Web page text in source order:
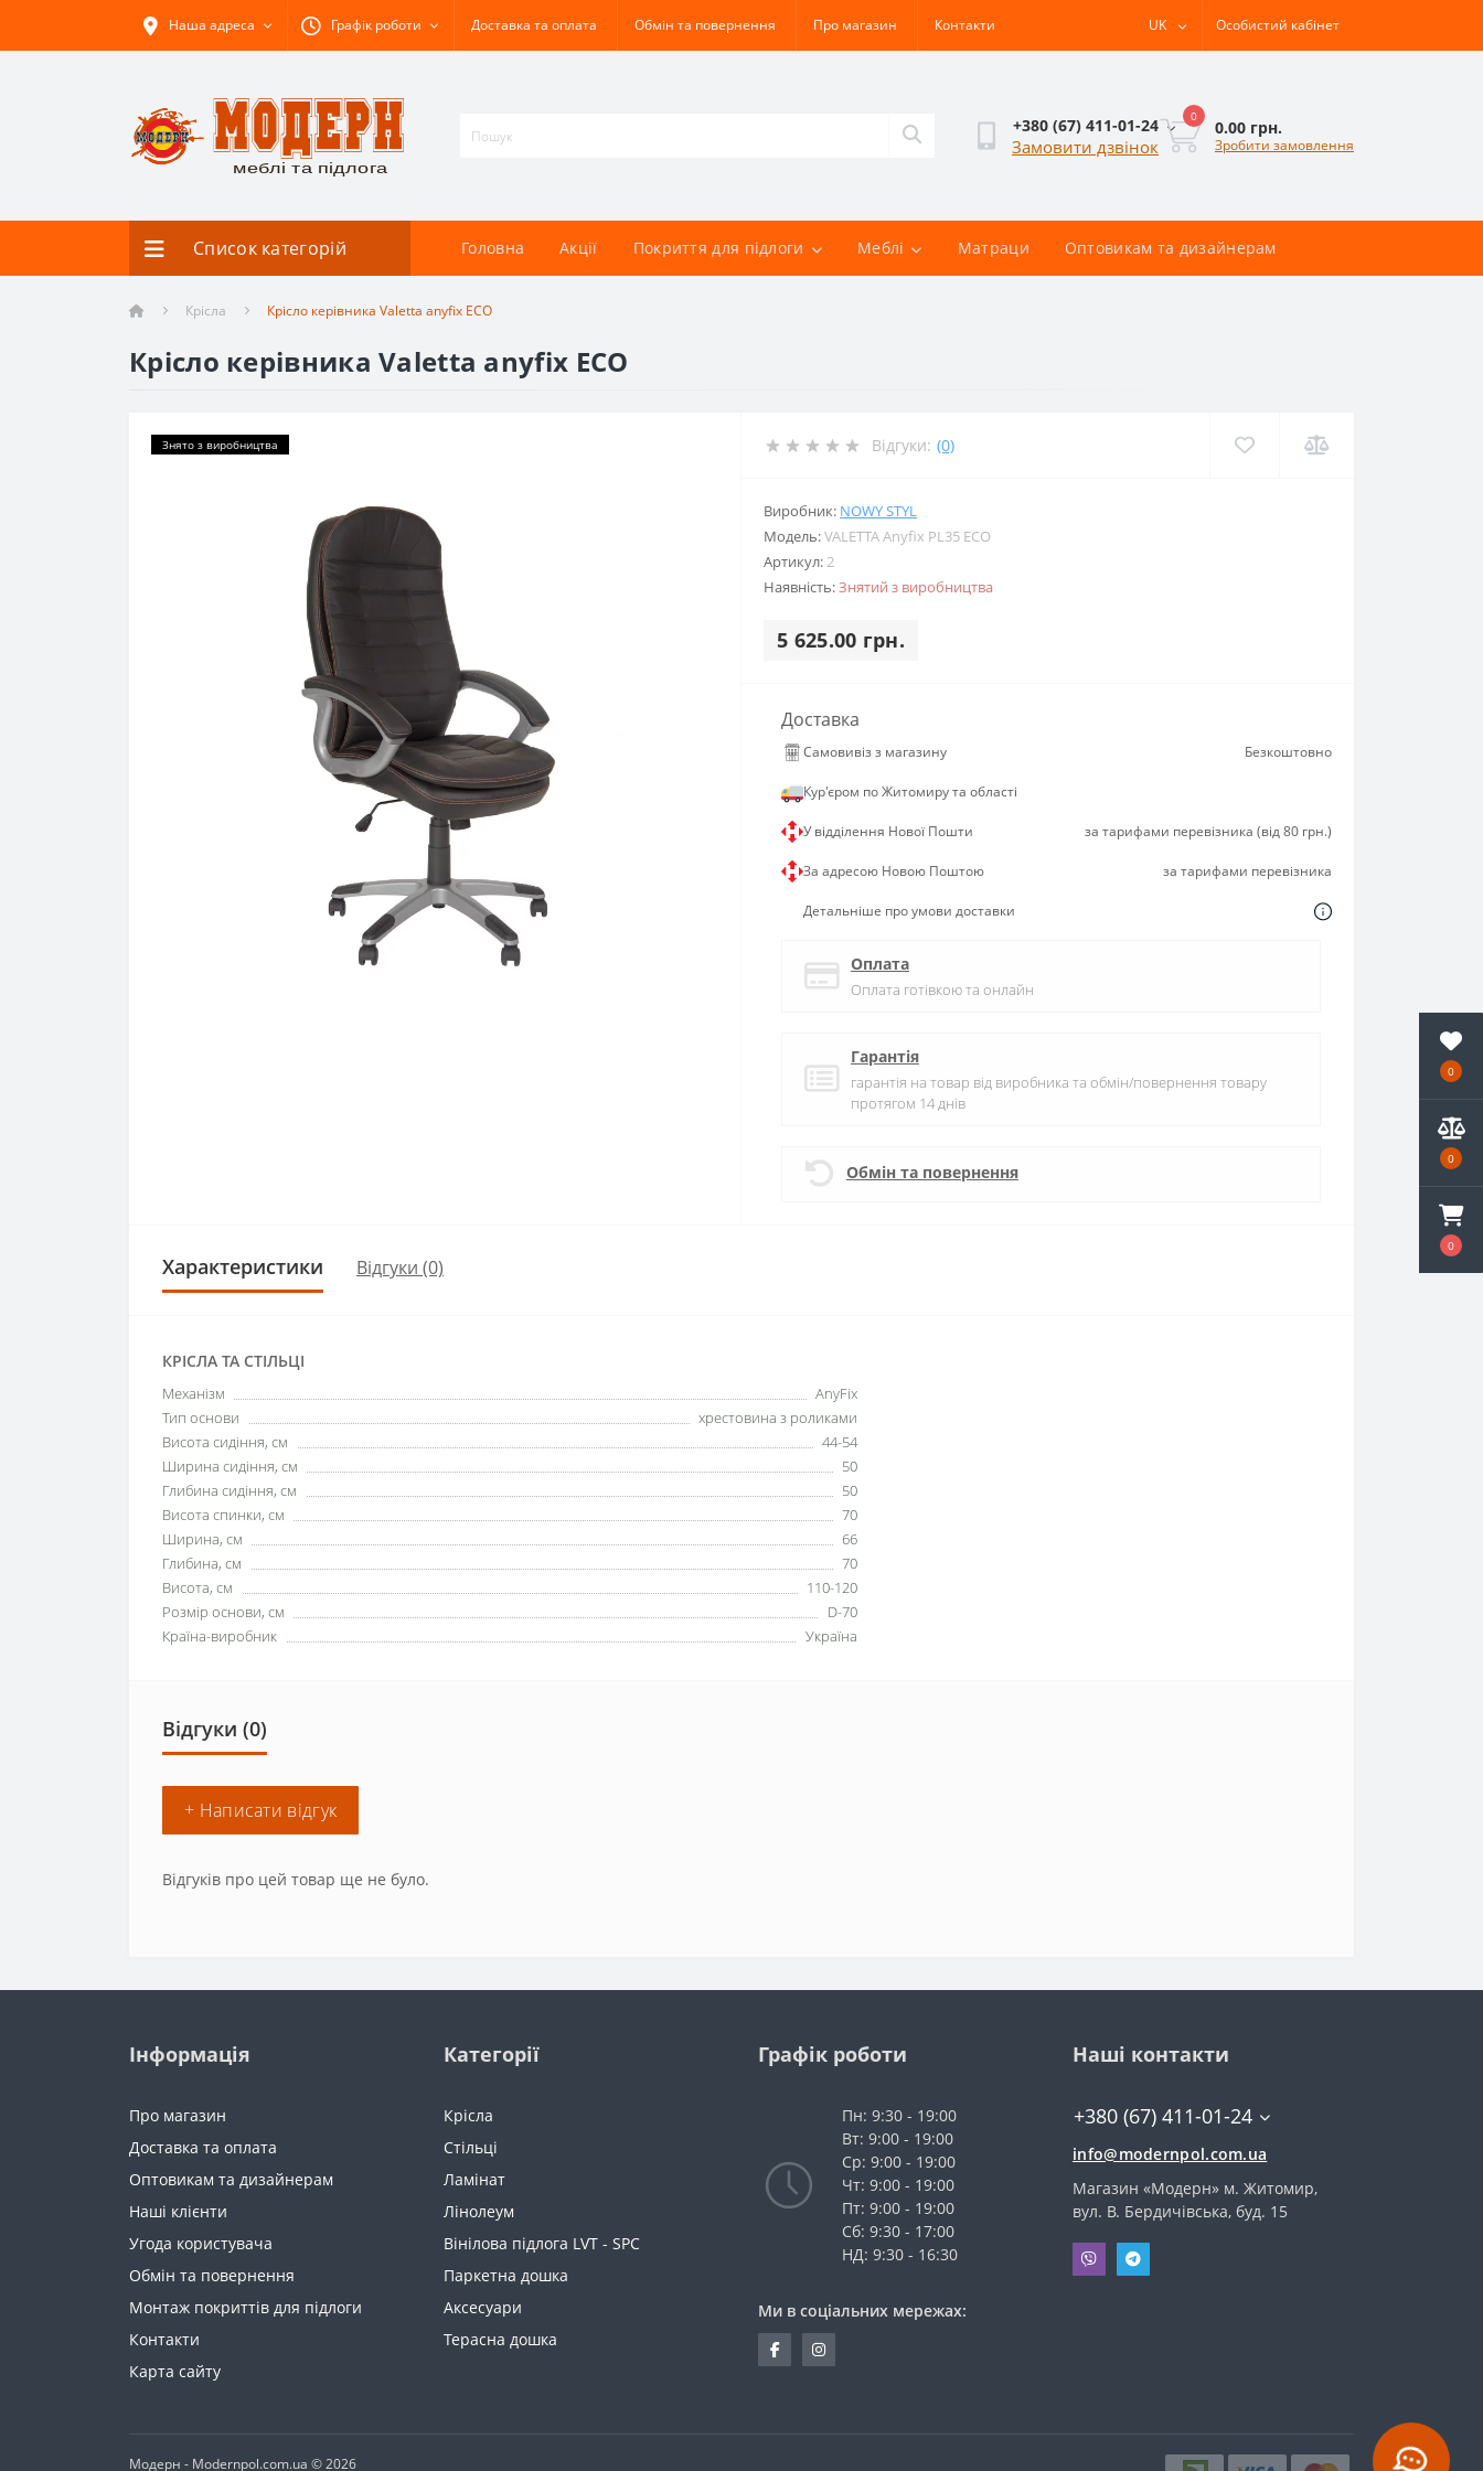
0
0
0
Наша адреса Графік роботи Доставка та оплата Обмін та повернення Про магазин Контакти UK Особистий кабінет
+380 (67) 411-01-24
Замовити дзвінок
0
0.00 грн.
Зробити замовлення
Список категорій Головна Акції Покриття для підлоги Меблі Матраци Оптовикам та дизайнерам
Крісла Крісло керівника Valetta anyfix ECO
Крісло керівника Valetta anyfix ECO
Знято з виробництва Відгуки: (0)
Виробник: NOWY STYL
Модель:VALETTA Anyfix PL35 ECO
Артикул:2
Наявність:Знятий з виробництва
5 625.00 грн.
Доставка
Самовивіз з магазину Безкоштовно
Кур'єром по Житомиру та області
У відділення Нової Пошти за тарифами перевізника (від 80 грн.)
За адресою Новою Поштою за тарифами перевізника
Детальніше про умови доставки
Оплата
Оплата готівкою та онлайн
Гарантія
гарантія на товар від виробника та обмін/повернення товару
протягом 14 днів
Обмін та повернення
Характеристики Відгуки (0)
КРІСЛА ТА СТІЛЬЦІ
Механізм
AnyFix
Тип основи
хрестовина з роликами
Висота сидіння, см
44-54
Ширина сидіння, см
50
Глибина сидіння, см
50
Висота спинки, см
70
Ширина, см
66
Глибина, см
70
Висота, см
110-120
Розмір основи, см
D-70
Країна-виробник
Україна
Відгуки (0)
+ Написати відгук
Відгуків про цей товар ще не було.
Інформація
Про магазин
Доставка та оплата
Оптовикам та дизайнерам
Наші клієнти
Угода користувача
Обмін та повернення
Монтаж покриттів для підлоги
Контакти
Карта сайту
Категорії
Крісла
Стільці
Ламінат
Лінолеум
Вінілова підлога LVT - SPC
Паркетна дошка
Аксесуари
Терасна дошка
Графік роботи
Пн: 9:30 - 19:00
Вт: 9:00 - 19:00
Ср: 9:00 - 19:00
Чт: 9:00 - 19:00
Пт: 9:00 - 19:00
Сб: 9:30 - 17:00
НД: 9:30 - 16:30
Ми в соціальних мережах:
Наші контакти
+380 (67) 411-01-24
info@modernpol.com.ua
Магазин «Модерн» м. Житомир,
вул. В. Бердичівська, буд. 15
Модерн - Modernpol.com.ua © 2026